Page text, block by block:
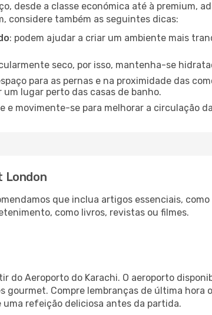
desde a classe económica até à premium,
considere também as seguintes dicas:
: podem ajudar a criar um ambiente mais
seco, por isso, mantenha-se
para as pernas e na proximidade das
lugar perto das casas de banho.
e movimente-se para melhorar a circulação
London
que inclua artigos essenciais,
como livros, revistas ou filmes.
do Aeroporto do Karachi. O aeroporto
Compre lembranças de última hora
refeição deliciosa antes da partida.